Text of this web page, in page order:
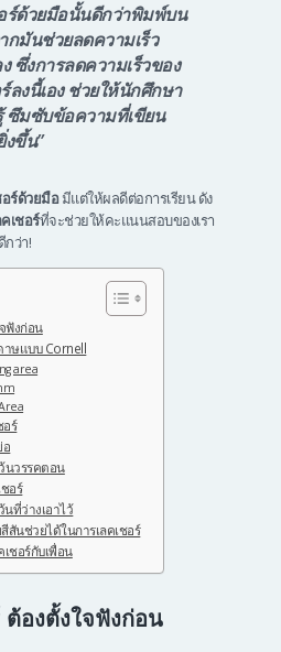
อร์ด้วยมือนั้นดีกว่าพิมพ์บน
กมันช่วยลดความเร็ว
ซึ่งการลดความเร็วของ
ลงนี้เอง ช่วยให้นักศึกษา
ซึมซับข้อความที่เขียน
ขึ้น”
อร์ด้วยมือมีแต่ให้ผลดีต่อการเรียน ดัง
เชอร์ที่จะช่วยให้คะแนนสอบของเรา
ว่า!
ฟังก่อน
าษแบบ Cornell
area
ร์
อ
ว้นวรรคตอน
อร์
นที่ว่างเอาไว้
สันช่วยได้ในการเลคเชอร์
ชอร์กับเพื่อน
องตั้งใจฟังก่อน